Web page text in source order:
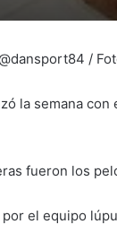
/
la semana
fueron los
el equipo